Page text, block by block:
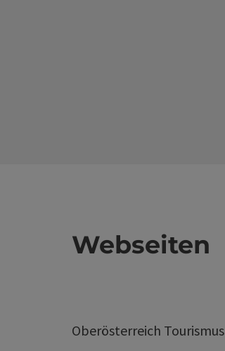
Webseiten
Oberösterreich Tourismus